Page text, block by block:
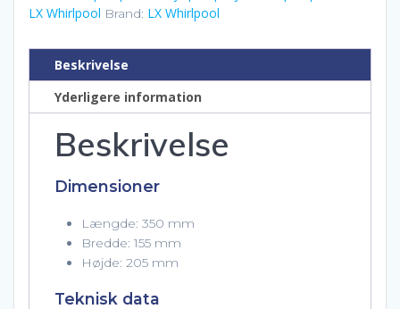
LX Whirlpool Brand: LX Whirlpool
Beskrivelse
Yderligere information
Beskrivelse
Dimensioner
Længde: 350 mm
Bredde: 155 mm
Højde: 205 mm
Teknisk data